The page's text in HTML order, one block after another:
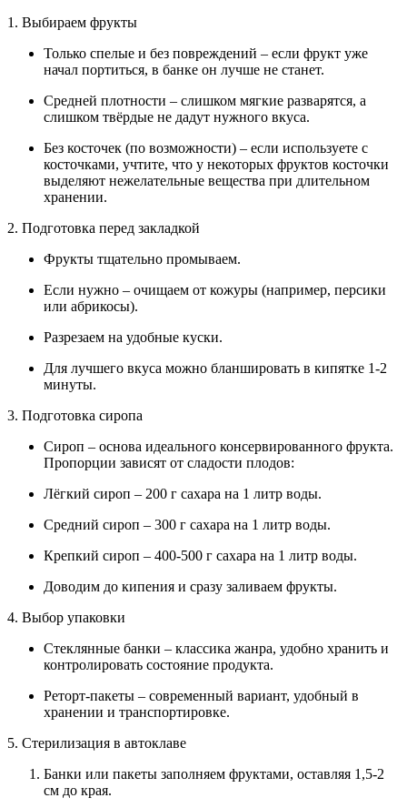
1. Выбираем фрукты
Только спелые и без повреждений – если фрукт уже
начал портиться, в банке он лучше не станет.
Средней плотности – слишком мягкие разварятся, а
слишком твёрдые не дадут нужного вкуса.
Без косточек (по возможности) – если используете с
косточками, учтите, что у некоторых фруктов косточки
выделяют нежелательные вещества при длительном
хранении.
2. Подготовка перед закладкой
Фрукты тщательно промываем.
Если нужно – очищаем от кожуры (например, персики
или абрикосы).
Разрезаем на удобные куски.
Для лучшего вкуса можно бланшировать в кипятке 1-2
минуты.
3. Подготовка сиропа
Сироп – основа идеального консервированного фрукта.
Пропорции зависят от сладости плодов:
Лёгкий сироп – 200 г сахара на 1 литр воды.
Средний сироп – 300 г сахара на 1 литр воды.
Крепкий сироп – 400-500 г сахара на 1 литр воды.
Доводим до кипения и сразу заливаем фрукты.
4. Выбор упаковки
Стеклянные банки – классика жанра, удобно хранить и
контролировать состояние продукта.
Реторт-пакеты – современный вариант, удобный в
хранении и транспортировке.
5. Стерилизация в автоклаве
Банки или пакеты заполняем фруктами, оставляя 1,5-2
см до края.